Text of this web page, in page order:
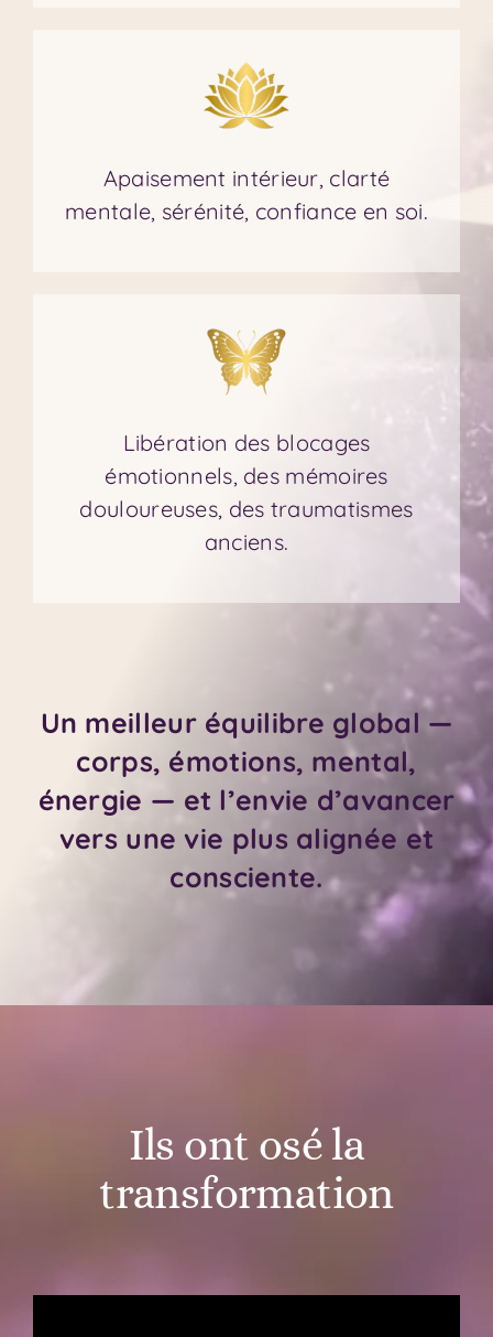
Apaisement intérieur, clarté
mentale, sérénité, confiance en soi.
Libération des blocages
émotionnels, des mémoires
douloureuses, des traumatismes
anciens.
Un meilleur équilibre global —
corps, émotions, mental,
énergie — et l’envie d’avancer
vers une vie plus alignée et
consciente.
Ils ont osé la
transformation